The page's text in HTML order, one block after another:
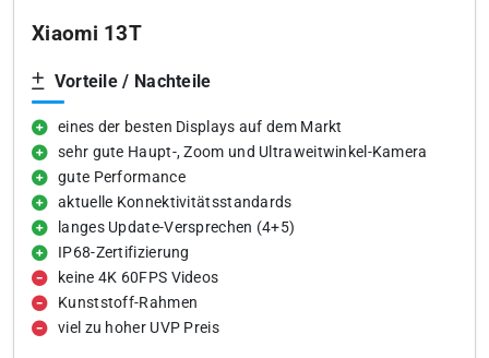
Xiaomi 13T
Vorteile / Nachteile
eines der besten Displays auf dem Markt
sehr gute Haupt-, Zoom und Ultraweitwinkel-Kamera
gute Performance
aktuelle Konnektivitätsstandards
langes Update-Versprechen (4+5)
IP68-Zertifizierung
keine 4K 60FPS Videos
Kunststoff-Rahmen
viel zu hoher UVP Preis